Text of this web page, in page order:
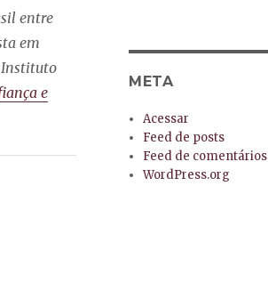
entre
em
Instituto
e
META
Acessar
Feed de posts
Feed de comentários
WordPress.org